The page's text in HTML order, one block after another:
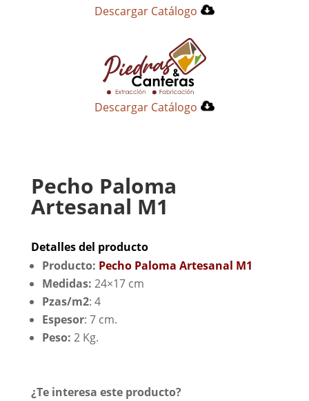
Descargar Catálogo
Descargar Catálogo
Pecho Paloma
Artesanal M1
Detalles del producto
Producto: Pecho Paloma Artesanal M1
Medidas: 24×17 cm
Pzas/m2: 4
Espesor: 7 cm.
Peso: 2 Kg.
¿Te interesa este producto?